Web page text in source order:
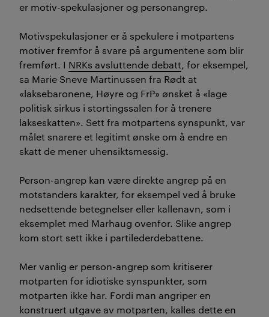
er motiv-spekulasjoner og personangrep.
Motivspekulasjoner er å spekulere i motpartens
motiver fremfor å svare på argumentene som blir
fremført. I NRKs avsluttende debatt, for eksempel,
sa Marie Sneve Martinussen fra Rødt at
«laksebaronene, Høyre og FrP» ønsket å «lage
politisk sirkus i stortingssalen for å trenere
lakseskatten». Sett fra motpartens synspunkt, var
målet snarere et legitimt ønske om å endre en
skatt de mener uhensiktsmessig.
Person-angrep kan være direkte angrep på en
motstanders karakter, for eksempel ved å bruke
nedsettende betegnelser eller kallenavn, som i
eksemplet med Marhaug ovenfor. Slike angrep
kom stort sett ikke i partilederdebattene.
Mer vanlig er person-angrep som kritiserer
motparten for idiotiske synspunkter, som
motparten ikke har. Fordi man angriper en
konstruert utgave av motparten, kalles dette en